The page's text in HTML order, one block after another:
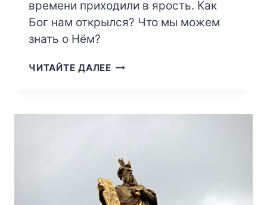
времени приходили в ярость. Как
Бог нам открылся? Что мы можем
знать о Нём?
ЧИТАЙТЕ ДАЛЕЕХОЧУ